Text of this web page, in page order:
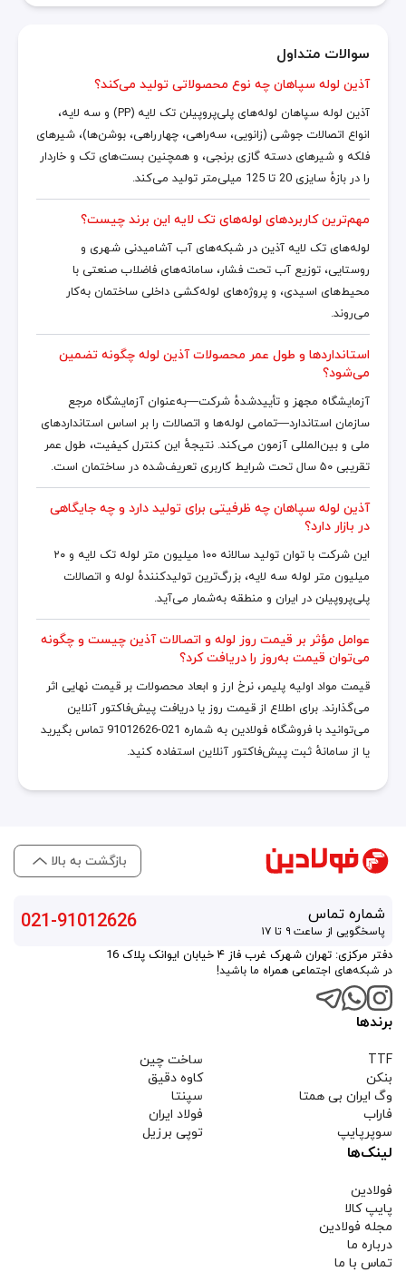
سوالات متداول
آذین لوله سپاهان چه نوع محصولاتی تولید می‌کند؟
آذین لوله سپاهان لوله‌های پلی‌پروپیلن تک لایه (PP) و سه لایه،
انواع اتصالات جوشی (زانویی، سه‌راهی، چهارراهی، بوشن‌­ها)، شیرهای
فلکه و شیرهای دسته گازی برنجی، و همچنین بست‌های تک و خاردار
را در بازهٔ سایزی 20 تا 125 میلی‌متر تولید می‌کند.
مهم‌ترین کاربردهای لوله‌های تک لایه این برند چیست؟
لوله‌های تک لایه آذین در شبکه‌های آب آشامیدنی شهری و
روستایی، توزیع آب تحت فشار، سامانه‌های فاضلاب صنعتی با
محیط‌های اسیدی، و پروژه‌های لوله‌کشی داخلی ساختمان به‌کار
می‌روند.
استانداردها و طول عمر محصولات آذین لوله چگونه تضمین
می‌شود؟
آزمایشگاه مجهز و تأیید‌شدهٔ شرکت—به‌عنوان آزمایشگاه مرجع
سازمان استاندارد—تمامی لوله‌ها و اتصالات را بر اساس استانداردهای
ملی و بین‌المللی آزمون می‌کند. نتیجهٔ این کنترل کیفیت، طول عمر
تقریبی ۵۰ سال تحت شرایط کاربری تعریف‌شده در ساختمان است.
آذین لوله سپاهان چه ظرفیتی برای تولید دارد و چه جایگاهی
در بازار دارد؟
این شرکت با توان تولید سالانه ۱۰۰ میلیون متر لوله تک لایه و ۲۰
میلیون متر لوله سه لایه، بزرگ‌ترین تولیدکنندهٔ لوله و اتصالات
پلی‌پروپیلن در ایران و منطقه به‌شمار می‌آید.
عوامل مؤثر بر قیمت روز لوله و اتصالات آذین چیست و چگونه
می‌توان قیمت به‌روز را دریافت کرد؟
قیمت مواد اولیه پلیمر، نرخ ارز و ابعاد محصولات بر قیمت نهایی اثر
می‌گذارند. برای اطلاع از قیمت روز یا دریافت پیش‌فاکتور آنلاین
می‌توانید با فروشگاه فولادین به شماره 021-91012626 تماس بگیرید
یا از سامانهٔ ثبت پیش‌فاکتور آنلاین استفاده کنید.
بازگشت به بالا
شماره تماس
پاسخگویی از ساعت ۹ تا ۱۷ 021-91012626
دفتر مرکزی: تهران شهرک غرب فاز ۴ خیابان ایوانک پلاک 16
در شبکه‌های اجتماعی همراه ما باشید!
برندها
TTF
بنکن
وگ ایران بی همتا
فاراب
سوپرپایپ
ساخت چین
کاوه دقیق
سپنتا
فولاد ایران
توپی برزیل
لینک‌ها
فولادین
پایپ کالا
مجله فولادین
درباره ما
تماس با ما